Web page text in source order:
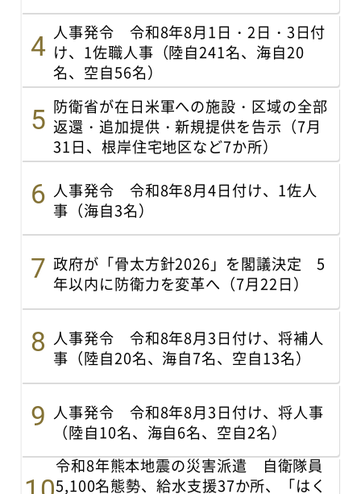
人事発令 令和8年8月1日・2日・3日付
け、1佐職人事（陸自241名、海自20
名、空自56名）
防衛省が在日米軍への施設・区域の全部
返還・追加提供・新規提供を告示（7月
31日、根岸住宅地区など7か所）
人事発令 令和8年8月4日付け、1佐人
事（海自3名）
政府が「骨太方針2026」を閣議決定 5
年以内に防衛力を変革へ（7月22日）
人事発令 令和8年8月3日付け、将補人
事（陸自20名、海自7名、空自13名）
人事発令 令和8年8月3日付け、将人事
（陸自10名、海自6名、空自2名）
令和8年熊本地震の災害派遣 自衛隊員
5,100名態勢、給水支援37か所、「はく